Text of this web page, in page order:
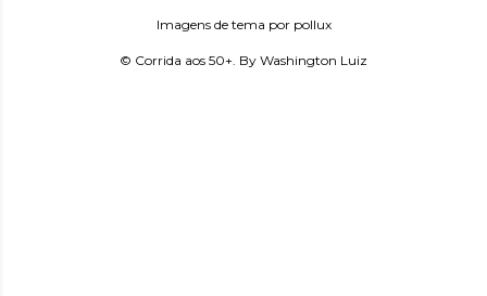
Imagens de tema por pollux
© Corrida aos 50+. By Washington Luiz